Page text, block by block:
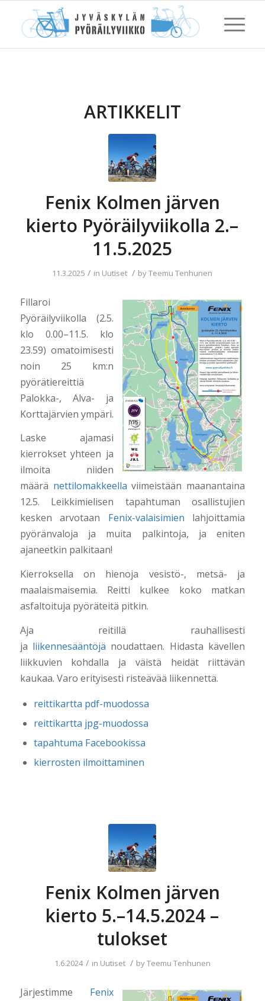
ARTIKKELIT
Fenix Kolmen järven
kierto Pyöräilyviikolla 2.–
11.5.2025
11.3.2025 / in Uutiset / byTeemu Tenhunen
Fillaroi
Pyöräilyviikolla (2.5.
klo 0.00–11.5. klo
23.59) omatoimisesti
noin 25 km:n
pyörätiereittiä
Palokka-, Alva- ja
Korttajärvien ympäri.
Laske ajamasi
kierrokset yhteen ja
ilmoita niiden
määrä nettilomakkeella viimeistään maanantaina
12.5. Leikkimielisen tapahtuman osallistujien
kesken arvotaan Fenix-valaisimien lahjoittamia
pyöränvaloja ja muita palkintoja, ja eniten
ajaneetkin palkitaan!
Kierroksella on hienoja vesistö-, metsä- ja
maalaismaisemia. Reitti kulkee koko matkan
asfaltoituja pyöräteitä pitkin.
Aja reitillä rauhallisesti
ja liikennesääntöjä noudattaen. Hidasta kävellen
liikkuvien kohdalla ja väistä heidät riittävän
kaukaa. Varo erityisesti risteävää liikennettä.
reittikartta pdf-muodossa
reittikartta jpg-muodossa
tapahtuma Facebookissa
kierrosten ilmoittaminen
Fenix Kolmen järven
kierto 5.–14.5.2024 –
tulokset
1.6.2024 / in Uutiset / byTeemu Tenhunen
Järjestimme Fenix